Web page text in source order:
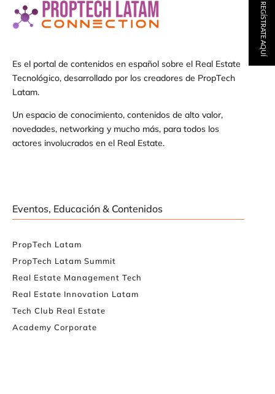
Es el portal de contenidos en español sobre el Real Estate
Tecnológico, desarrollado por los creadores de PropTech
Latam.
Un espacio de conocimiento, contenidos de alto valor,
novedades, networking y mucho más, para todos los
actores involucrados en el Real Estate.
Eventos, Educación & Contenidos
PropTech Latam
PropTech Latam Summit
Real Estate Management Tech
Real Estate Innovation Latam
Tech Club Real Estate
Academy Corporate
REGÍSTRATE AQUÍ